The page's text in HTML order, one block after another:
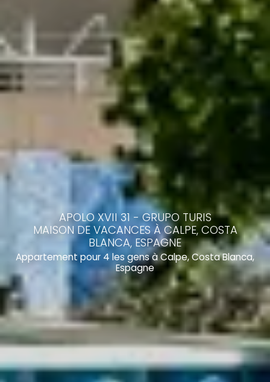
APOLO XVII 31 - GRUPO TURIS
MAISON DE VACANCES À CALPE, COSTA
BLANCA, ESPAGNE
Appartement pour 4 les gens à Calpe, Costa Blanca,
Espagne